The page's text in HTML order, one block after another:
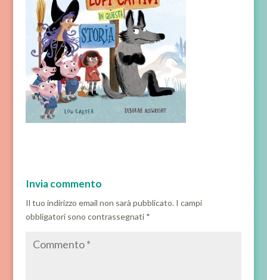
Invia commento
Il tuo indirizzo email non sarà pubblicato. I campi
obbligatori sono contrassegnati *